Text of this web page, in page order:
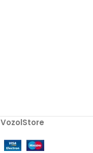
VozolStore